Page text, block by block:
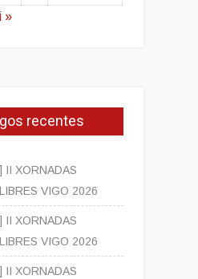
»
recentes
II XORNADAS
VIGO 2026
II XORNADAS
VIGO 2026
II XORNADAS